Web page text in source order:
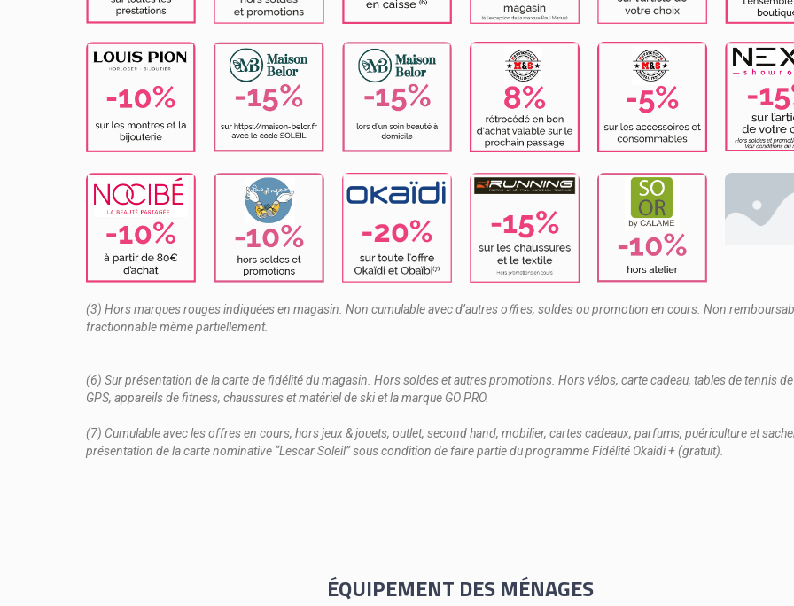
(3) Hors marques rouges indiquées en magasin. Non cumulable avec d’autres oﬀres, soldes ou promotion en cours. Non
fractionnable même partiellement.
(6) Sur présentation de la carte de fidélité du magasin. Hors soldes et autres promotions. Hors vélos, carte cadeau, tables de tennis
GPS, appareils de fitness, chaussures et matériel de ski et la marque GO PRO.
(7) Cumulable avec les offres en cours, hors jeux & jouets, outlet, second hand, mobilier, cartes cadeaux, parfums, puériculture et
présentation de la carte nominative “Lescar Soleil” sous condition de faire partie du programme Fidélité Okaidi + (gratuit).
ÉQUIPEMENT DES MÉNAGES